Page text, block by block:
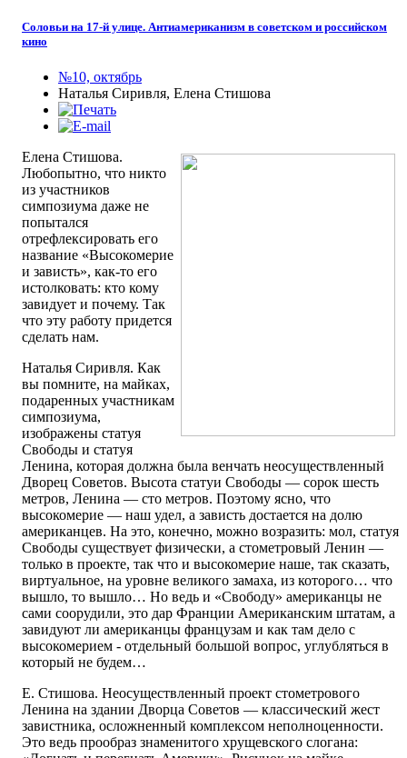
Соловьи на 17-й улице. Антиамериканизм в советском и российском
кино
№10, октябрь
Наталья Сиривля, Елена Стишова
Елена Стишова.
Любопытно, что никто
из участников
симпозиума даже не
попытался
отрефлексировать его
название «Высокомерие
и зависть», как-то его
истолковать: кто кому
завидует и почему. Так
что эту работу придется
сделать нам.
Наталья Сиривля. Как
вы помните, на майках,
подаренных участникам
симпозиума,
изображены статуя
Свободы и статуя
Ленина, которая должна была венчать неосуществленный
Дворец Советов. Высота статуи Свободы — сорок шесть
метров, Ленина — сто метров. Поэтому ясно, что
высокомерие — наш удел, а зависть достается на долю
американцев. На это, конечно, можно возразить: мол, статуя
Свободы существует физически, а стометровый Ленин —
только в проекте, так что и высокомерие наше, так сказать,
виртуальное, на уровне великого замаха, из которого… что
вышло, то вышло… Но ведь и «Свободу» американцы не
сами соорудили, это дар Франции Американским штатам, а
завидуют ли американцы французам и как там дело с
высокомерием - отдельный большой вопрос, углубляться в
который не будем…
Е. Стишова. Неосуществленный проект стометрового
Ленина на здании Дворца Советов — классический жест
завистника, осложненный комплексом неполноценности.
Это ведь прообраз знаменитого хрущевского слогана: